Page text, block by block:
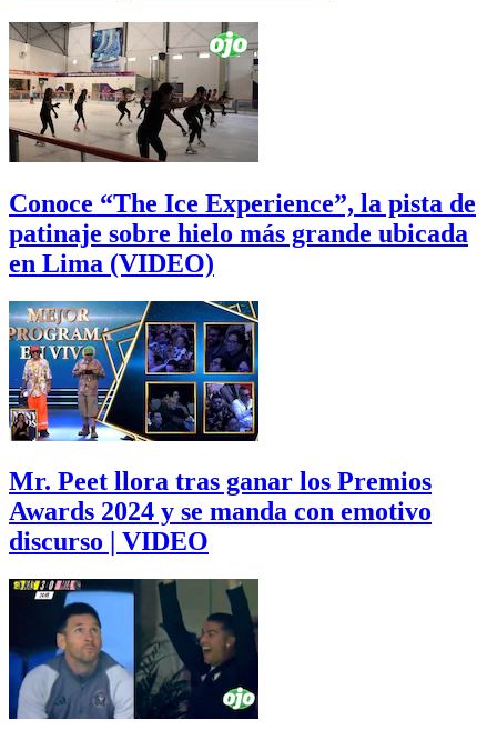
Conoce “The Ice Experience”, la pista de
patinaje sobre hielo más grande ubicada
en Lima (VIDEO)
Mr. Peet llora tras ganar los Premios
Awards 2024 y se manda con emotivo
discurso | VIDEO